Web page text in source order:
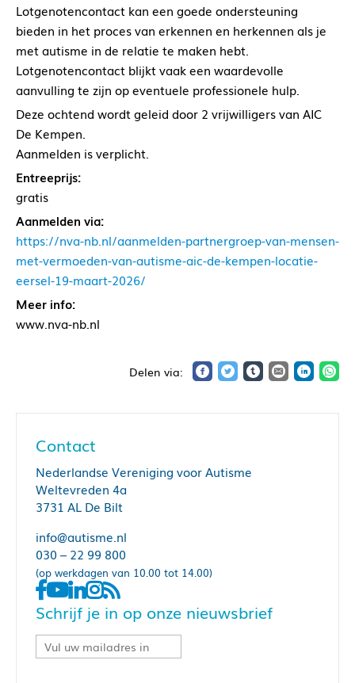
Lotgenotencontact kan een goede ondersteuning
bieden in het proces van erkennen en herkennen als je
met autisme in de relatie te maken hebt.
Lotgenotencontact blijkt vaak een waardevolle
aanvulling te zijn op eventuele professionele hulp.
Deze ochtend wordt geleid door 2 vrijwilligers van AIC
De Kempen.
Aanmelden is verplicht.
Entreeprijs:
gratis
Aanmelden via:
https://nva-nb.nl/aanmelden-partnergroep-van-mensen-
met-vermoeden-van-autisme-aic-de-kempen-locatie-
eersel-19-maart-2026/
Meer info:
www.nva-nb.nl
Contact
Nederlandse Vereniging voor Autisme
Weltevreden 4a
3731 AL De Bilt
info@autisme.nl
030 – 22 99 800
(op werkdagen van 10.00 tot 14.00)
Schrijf je in op onze nieuwsbrief